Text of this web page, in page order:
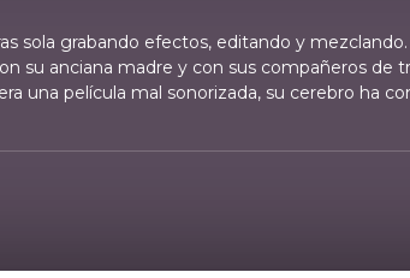
sola grabando efectos, editando y
su anciana madre y con sus compañeros de
una película mal sonorizada, su cerebro ha